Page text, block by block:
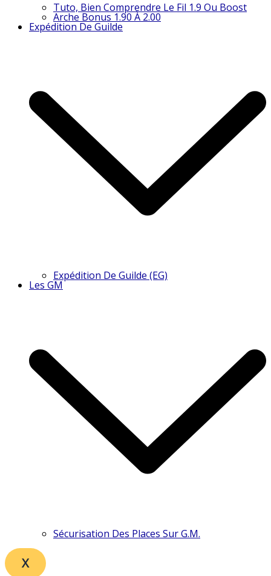
Tuto, Bien Comprendre Le Fil 1.9 Ou Boost
Arche Bonus 1.90 À 2.00
Expédition De Guilde
Expédition De Guilde (EG)
Les GM
Sécurisation Des Places Sur G.M.
X